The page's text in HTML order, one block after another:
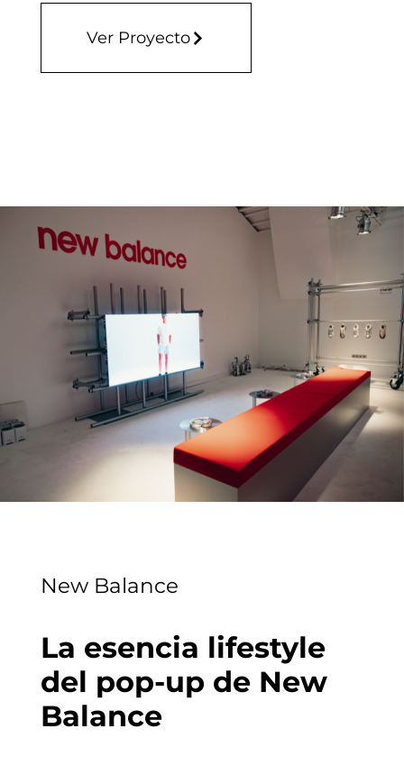
Ver Proyecto
New Balance
La esencia lifestyle
del pop-up de New
Balance